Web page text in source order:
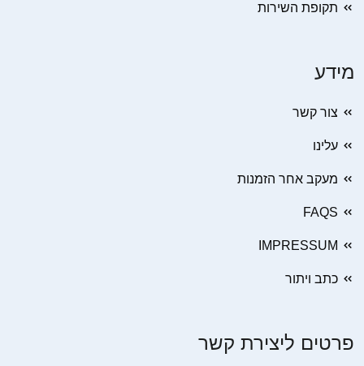
תקופת השירות
מידע
צור קשר
עלינו
מעקב אחר הזמנות
FAQS
IMPRESSUM
כתב ויתור
פרטים ליצירת קשר